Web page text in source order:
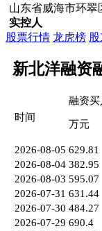
山东省威海市环翠
实控人
股票行情 龙虎榜
新北洋融资
时间
融资买
万元
2026-08-05 629.81
2026-08-04 382.95
2026-08-03 595.07
2026-07-31 631.44
2026-07-30 484.27
2026-07-29 690.4